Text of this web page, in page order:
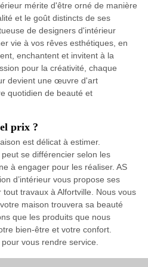
mérite d'être orné de manière
et le goût distincts de ses
de designers d'intérieur
vie à vos rêves esthétiques, en
enchantent et invitent à la
pour la créativité, chaque
devient une œuvre d'art
quotidien de beauté et
prix ?
est délicat à estimer.
peut se différencier selon les
à engager pour les réaliser. AS
d’intérieur vous propose ses
travaux à Alfortville. Nous vous
maison trouvera sa beauté
que les produits que nous
bien-être et votre confort.
vous rendre service.